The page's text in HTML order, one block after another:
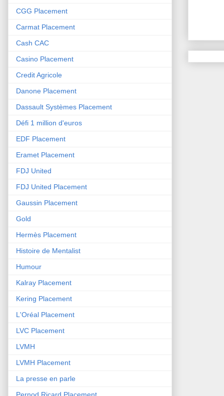
CGG Placement
Carmat Placement
Cash CAC
Casino Placement
Credit Agricole
Danone Placement
Dassault Systèmes Placement
Défi 1 million d'euros
EDF Placement
Eramet Placement
FDJ United
FDJ United Placement
Gaussin Placement
Gold
Hermès Placement
Histoire de Mentalist
Humour
Kalray Placement
Kering Placement
L'Oréal Placement
LVC Placement
LVMH
LVMH Placement
La presse en parle